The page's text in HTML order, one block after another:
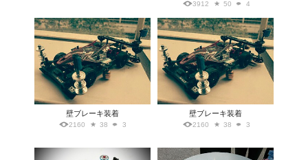
3912 50 4
壁ブレーキ装着
2160 38 3
壁ブレーキ装着
2160 38 3